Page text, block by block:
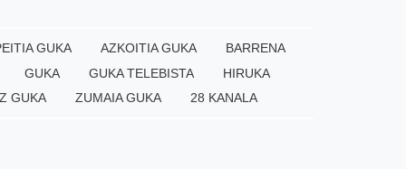
GUKA AZKOITIA GUKA
BARRENA
GUKA
GUKA TELEBISTA
HIRUKA
GUKA
ZUMAIA GUKA 28 KANALA